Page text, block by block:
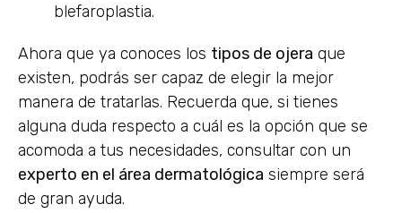
blefaroplastia.
Ahora que ya conoces los tipos de ojera que
existen, podrás ser capaz de elegir la mejor
manera de tratarlas. Recuerda que, si tienes
alguna duda respecto a cuál es la opción que se
acomoda a tus necesidades, consultar con un
experto en el área dermatológica siempre será
de gran ayuda.